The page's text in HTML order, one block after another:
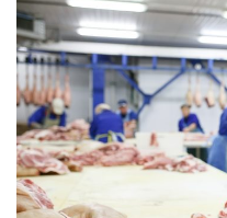
whitepaper “Avaliação de
“Erros em estoque” e
Para obter produtos
presta atenção na